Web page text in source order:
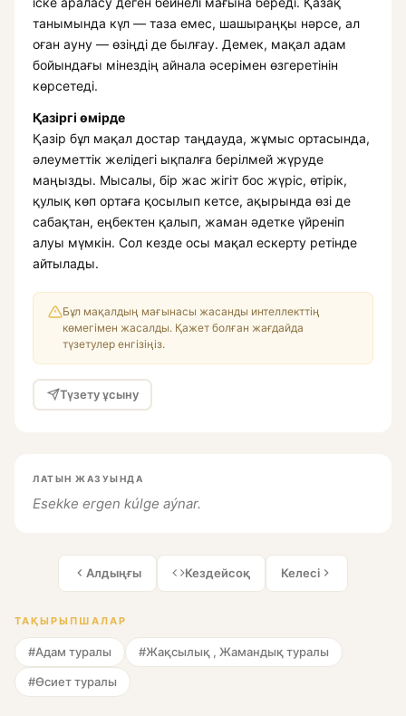
танымында күл — таза емес, шашыраңқы нәрсе, ал
оған ауну — өзіңді де былғау. Демек, мақал адам
бойындағы мінездің айнала әсерімен өзгеретінін
көрсетеді.
Қазіргі өмірде
Қазір бұл мақал достар таңдауда, жұмыс ортасында,
әлеуметтік желідегі ықпалға берілмей жүруде
маңызды. Мысалы, бір жас жігіт бос жүріс, өтірік,
қулық көп ортаға қосылып кетсе, ақырында өзі де
сабақтан, еңбектен қалып, жаман әдетке үйреніп
алуы мүмкін. Сол кезде осы мақал ескерту ретінде
айтылады.
Бұл мақалдың мағынасы жасанды интеллекттің
көмегімен жасалды. Қажет болған жағдайда
түзетулер енгізіңіз.
Түзету ұсыну
ЛАТЫН ЖАЗУЫНДА
Esekke ergen kúlge aýnar.
Алдыңғы Кездейсоқ Келесі
ТАҚЫРЫПШАЛАР
#Адам туралы #Жақсылық , Жамандық туралы
#Өсиет туралы